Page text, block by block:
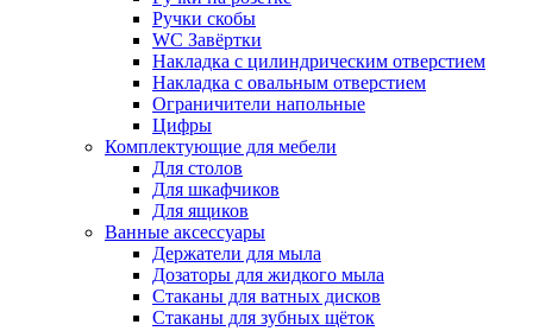
Ручки скобы
WC Завёртки
Накладка с цилиндрическим отверстием
Накладка с овальным отверстием
Ограничители напольные
Цифры
Комплектующие для мебели
Для столов
Для шкафчиков
Для ящиков
Ванные аксессуары
Держатели для мыла
Дозаторы для жидкого мыла
Стаканы для ватных дисков
Стаканы для зубных щёток